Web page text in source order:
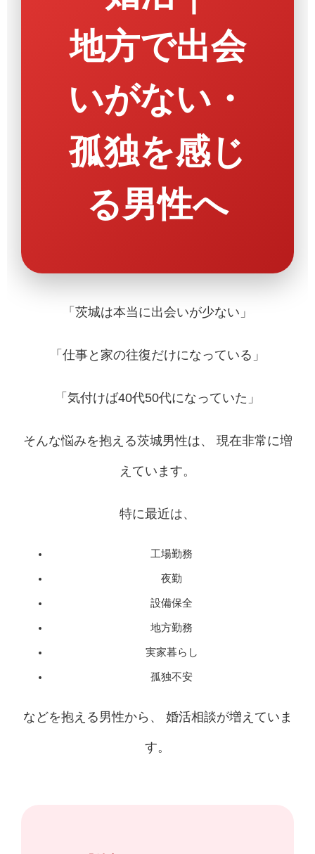
地方で出会
いがない・
孤独を感じ
る男性へ
「茨城は本当に出会いが少ない」
「仕事と家の往復だけになっている」
「気付けば40代50代になっていた」
そんな悩みを抱える茨城男性は、 現在非常に増
えています。
特に最近は、
工場勤務
夜勤
設備保全
地方勤務
実家暮らし
孤独不安
などを抱える男性から、 婚活相談が増えていま
す。